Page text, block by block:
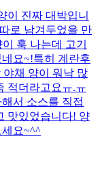
이 진짜 대박입니
로 남겨두었을 만
훅 나는데 고기
요~!특히 계란후
야채 양이 워낙 많
적더라고요ㅠ.ㅠ
서 소스를 직접
맛있었습니다! 양
세요~^^